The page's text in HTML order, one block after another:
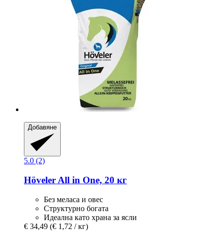
Добавяне
5.0 (2)
Höveler All in One, 20 кг
Без меласа и овес
Структурно богата
Идеална като храна за ясли
€ 34,49 (€ 1,72 / кг)